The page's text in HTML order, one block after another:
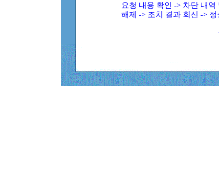
요청 내용 확인 -> 차단 내
해제 -> 조치 결과 회신 ->